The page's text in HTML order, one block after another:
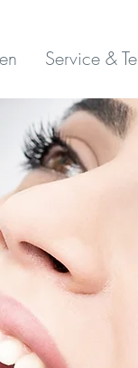
Service &